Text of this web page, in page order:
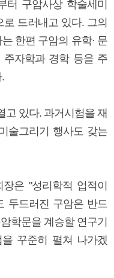
터 구암사상 학술세미
드러내고 있다. 그의
한편 구암의 유학· 문
주자학과 경학 등을 주
고 있다. 과거시험을 재
술그리기 행사도 갖는
은 "성리학적 업적이
두드러진 구암은 반드
학문을 계승할 연구기
꾸준히 펼쳐 나가겠